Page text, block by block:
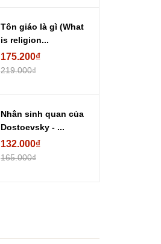
Tôn giáo là gì (What
is religion...
175.200₫
219.000₫
Nhân sinh quan của
Dostoevsky - ...
132.000₫
165.000₫